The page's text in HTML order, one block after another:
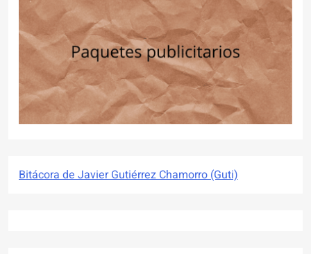
Bitácora de Javier Gutiérrez Chamorro (Guti)